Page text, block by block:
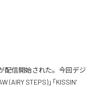
が配信開始された。今回デジ
(AIRY STEPS)」「KISSIN'